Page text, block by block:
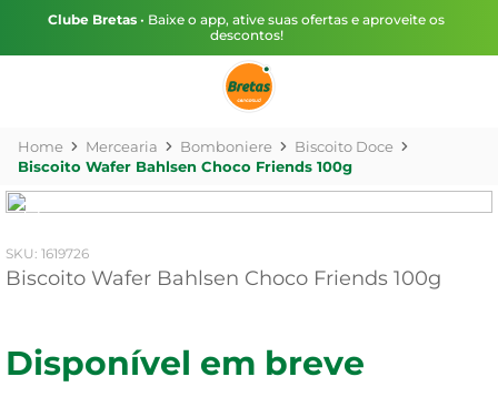
Clube Bretas • Baixe o app, ative suas ofertas e aproveite os
descontos!
Mercearia Bomboniere
Biscoito Doce
Biscoito Wafer Bahlsen Choco Friends 100g
: 1619726
Biscoito Wafer Bahlsen Choco Friends 100g
Disponível em breve